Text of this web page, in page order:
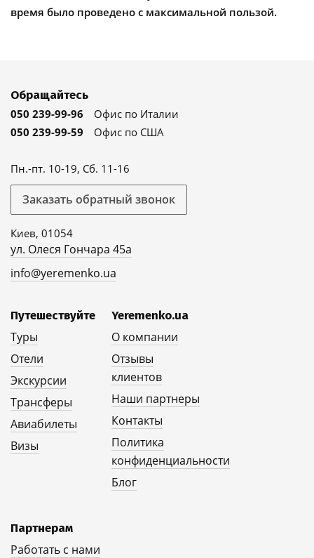
время было проведено с максимальной пользой.
Обращайтесь
050 239-99-96
Офис по Италии
050 239-99-59
Офис по США
Пн.-пт. 10-19, Сб. 11-16
Заказать обратный звонок
Киев, 01054
ул. Олеся Гончара 45а
info@yeremenko.ua
Путешествуйте
Туры
Отели
Экскурсии
Трансферы
Авиабилеты
Визы
Yeremenko.ua
О компании
Отзывы
клиентов
Наши партнеры
Контакты
Политика
конфиденциальности
Блог
Партнерам
Работать с нами